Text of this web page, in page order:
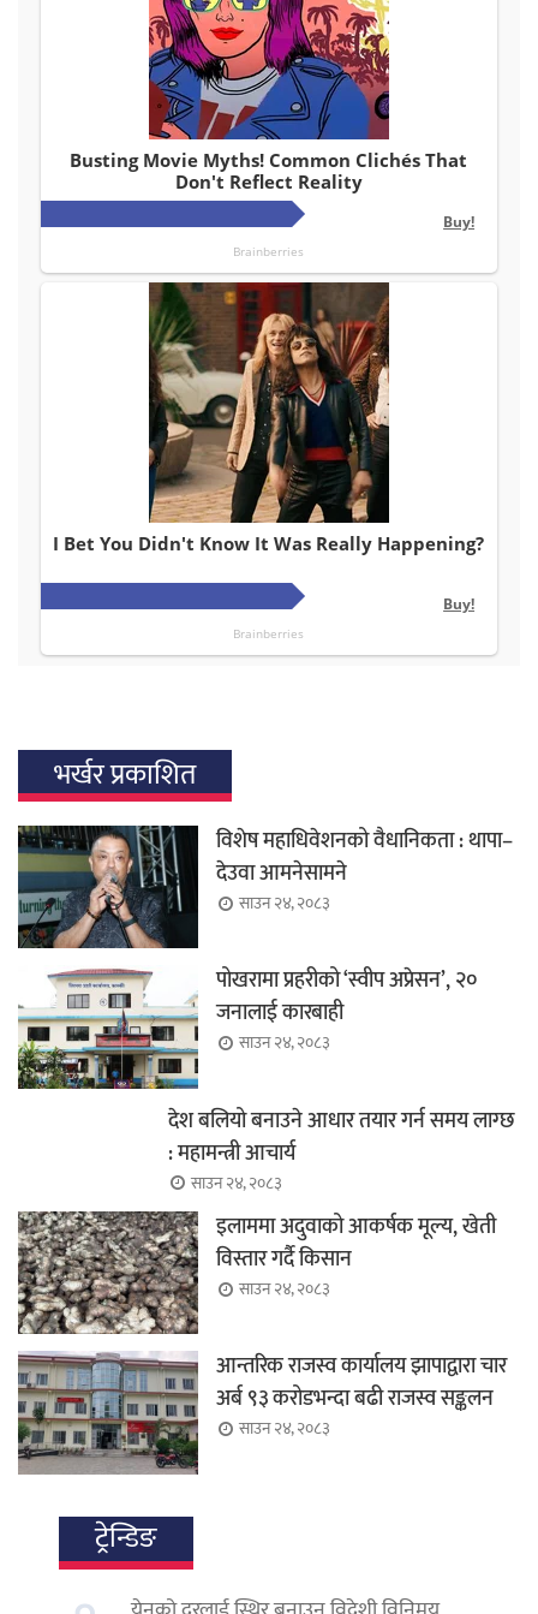
भर्खर प्रकाशित
विशेष महाधिवेशनको वैधानिकता : थापा–
देउवा आमनेसामने
साउन २४, २०८३
पोखरामा प्रहरीको ‘स्वीप अप्रेसन’, २०
जनालाई कारबाही
साउन २४, २०८३
देश बलियो बनाउने आधार तयार गर्न समय लाग्छ
: महामन्त्री आचार्य
साउन २४, २०८३
इलाममा अदुवाको आकर्षक मूल्य, खेती
विस्तार गर्दै किसान
साउन २४, २०८३
आन्तरिक राजस्व कार्यालय झापाद्वारा चार
अर्ब ९३ करोडभन्दा बढी राजस्व सङ्कलन
साउन २४, २०८३
ट्रेन्डिङ